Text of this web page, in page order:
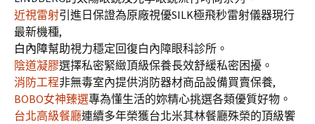
近視雷射引進日保證為原廠視優SILK極飛秒雷射儀器現行
最新機種,
白內障幫助視力穩定回復白內障眼科診所。
陰道凝膠選擇私密緊緻頂級保養長效舒緩私密困擾。
消防工程非無毒室內提供消防器材商品設備買賣保養,
BOBO女神臻選專為懂生活的妳精心挑選各類優質好物。
台北高級餐廳連續多年榮獲台北米其林餐廳殊榮的頂級饗